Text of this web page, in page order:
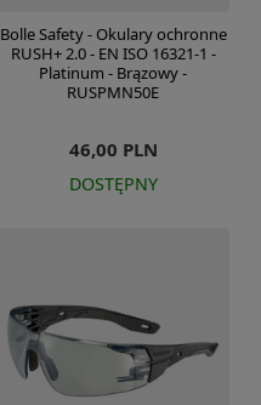
Bolle Safety - Okulary ochronne
RUSH+ 2.0 - EN ISO 16321-1 -
Platinum - Brązowy -
RUSPMN50E
46,00 PLN
DOSTĘPNY